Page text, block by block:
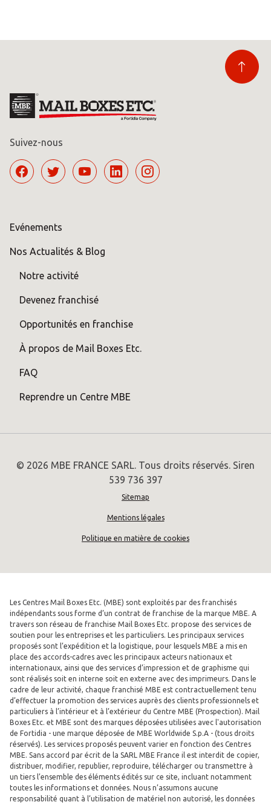
Suivez-nous
Evénements
Nos Actualités & Blog
Notre activité
Devenez franchisé
Opportunités en franchise
À propos de Mail Boxes Etc.
FAQ
Reprendre un Centre MBE
© 2026 MBE FRANCE SARL. Tous droits réservés. Siren
539 736 397
Sitemap
Mentions légales
Politique en matière de cookies
Les Centres Mail Boxes Etc. (MBE) sont exploités par des franchisés
indépendants sous forme d’un contrat de franchise de la marque MBE. A
travers son réseau de franchise Mail Boxes Etc. propose des services de
soutien pour les entreprises et les particuliers. Les principaux services
proposés sont l’expédition et la logistique, pour lesquels MBE a mis en
place des accords-cadres avec les principaux acteurs nationaux et
internationaux, ainsi que des services d’impression et de graphisme qui
sont réalisés soit en interne soit en externe avec des imprimeurs. Dans le
cadre de leur activité, chaque franchisé MBE est contractuellement tenu
d’effectuer la promotion des services auprès des clients professionnels et
particuliers à l’intérieur et à l’extérieur du Centre MBE (Prospection). Mail
Boxes Etc. et MBE sont des marques déposées utilisées avec l'autorisation
de Fortidia - une marque déposée de MBE Worldwide S.p.A - (tous droits
réservés). Les services proposés peuvent varier en fonction des Centres
MBE. Sans accord par écrit de la SARL MBE France il est interdit de copier,
distribuer, modifier, republier, reproduire, télécharger ou transmettre à
un tiers l’ensemble des éléments édités sur ce site, incluant notamment
toutes les informations et données. Nous n’assumons aucune
responsabilité quant à l’utilisation de matériel non autorisé, les données